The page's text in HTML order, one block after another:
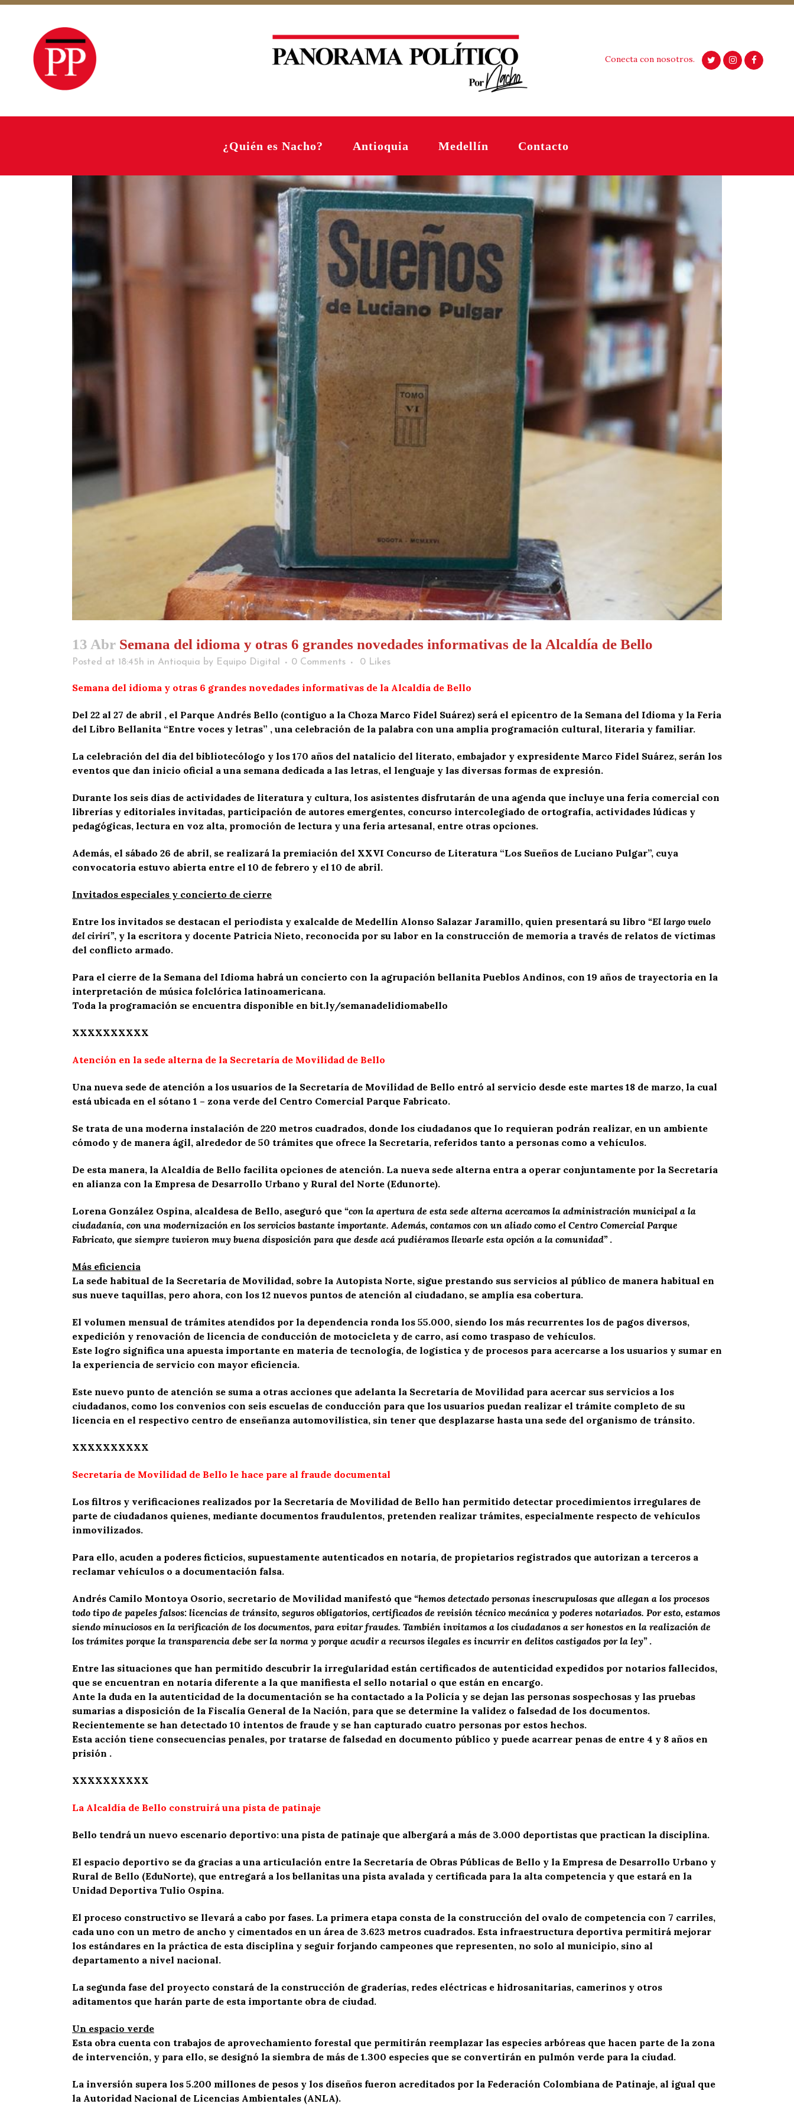
Conecta con nosotros.
¿Quién es Nacho? Antioquia Medellín Contacto
13 Abr Semana del idioma y otras 6 grandes novedades informativas de la Alcaldía de Bello
Posted at 18:45h in Antioquia by Equipo Digital 0 Comments 0 Likes
Semana del idioma y otras 6 grandes novedades informativas de la Alcaldía de Bello
Del 22 al 27 de abril , el Parque Andrés Bello (contiguo a la Choza Marco Fidel Suárez) será el epicentro de la Semana del Idioma y la Feria
del Libro Bellanita “Entre voces y letras” , una celebración de la palabra con una amplia programación cultural, literaria y familiar.
La celebración del día del bibliotecólogo y los 170 años del natalicio del literato, embajador y expresidente Marco Fidel Suárez, serán los
eventos que dan inicio oficial a una semana dedicada a las letras, el lenguaje y las diversas formas de expresión.
Durante los seis días de actividades de literatura y cultura, los asistentes disfrutarán de una agenda que incluye una feria comercial con
librerías y editoriales invitadas, participación de autores emergentes, concurso intercolegiado de ortografía, actividades lúdicas y
pedagógicas, lectura en voz alta, promoción de lectura y una feria artesanal, entre otras opciones.
Además, el sábado 26 de abril, se realizará la premiación del XXVI Concurso de Literatura “Los Sueños de Luciano Pulgar”, cuya
convocatoria estuvo abierta entre el 10 de febrero y el 10 de abril.
Invitados especiales y concierto de cierre
Entre los invitados se destacan el periodista y exalcalde de Medellín Alonso Salazar Jaramillo, quien presentará su libro “El largo vuelo
del cirirí”, y la escritora y docente Patricia Nieto, reconocida por su labor en la construcción de memoria a través de relatos de víctimas
del conflicto armado.
Para el cierre de la Semana del Idioma habrá un concierto con la agrupación bellanita Pueblos Andinos, con 19 años de trayectoria en la
interpretación de música folclórica latinoamericana.
Toda la programación se encuentra disponible en bit.ly/semanadelidiomabello
XXXXXXXXXX
Atención en la sede alterna de la Secretaría de Movilidad de Bello
Una nueva sede de atención a los usuarios de la Secretaría de Movilidad de Bello entró al servicio desde este martes 18 de marzo, la cual
está ubicada en el sótano 1 – zona verde del Centro Comercial Parque Fabricato.
Se trata de una moderna instalación de 220 metros cuadrados, donde los ciudadanos que lo requieran podrán realizar, en un ambiente
cómodo y de manera ágil, alrededor de 50 trámites que ofrece la Secretaría, referidos tanto a personas como a vehículos.
De esta manera, la Alcaldía de Bello facilita opciones de atención. La nueva sede alterna entra a operar conjuntamente por la Secretaría
en alianza con la Empresa de Desarrollo Urbano y Rural del Norte (Edunorte).
Lorena González Ospina, alcaldesa de Bello, aseguró que “con la apertura de esta sede alterna acercamos la administración municipal a la
ciudadanía, con una modernización en los servicios bastante importante. Además, contamos con un aliado como el Centro Comercial Parque
Fabricato, que siempre tuvieron muy buena disposición para que desde acá pudiéramos llevarle esta opción a la comunidad” .
Más eficiencia
La sede habitual de la Secretaría de Movilidad, sobre la Autopista Norte, sigue prestando sus servicios al público de manera habitual en
sus nueve taquillas, pero ahora, con los 12 nuevos puntos de atención al ciudadano, se amplía esa cobertura.
El volumen mensual de trámites atendidos por la dependencia ronda los 55.000, siendo los más recurrentes los de pagos diversos,
expedición y renovación de licencia de conducción de motocicleta y de carro, así como traspaso de vehículos.
Este logro significa una apuesta importante en materia de tecnología, de logística y de procesos para acercarse a los usuarios y sumar en
la experiencia de servicio con mayor eficiencia.
Este nuevo punto de atención se suma a otras acciones que adelanta la Secretaría de Movilidad para acercar sus servicios a los
ciudadanos, como los convenios con seis escuelas de conducción para que los usuarios puedan realizar el trámite completo de su
licencia en el respectivo centro de enseñanza automovilística, sin tener que desplazarse hasta una sede del organismo de tránsito.
XXXXXXXXXX
Secretaría de Movilidad de Bello le hace pare al fraude documental
Los filtros y verificaciones realizados por la Secretaría de Movilidad de Bello han permitido detectar procedimientos irregulares de
parte de ciudadanos quienes, mediante documentos fraudulentos, pretenden realizar trámites, especialmente respecto de vehículos
inmovilizados.
Para ello, acuden a poderes ficticios, supuestamente autenticados en notaría, de propietarios registrados que autorizan a terceros a
reclamar vehículos o a documentación falsa.
Andrés Camilo Montoya Osorio, secretario de Movilidad manifestó que “hemos detectado personas inescrupulosas que allegan a los procesos
todo tipo de papeles falsos: licencias de tránsito, seguros obligatorios, certificados de revisión técnico mecánica y poderes notariados. Por esto, estamos
siendo minuciosos en la verificación de los documentos, para evitar fraudes. También invitamos a los ciudadanos a ser honestos en la realización de
los trámites porque la transparencia debe ser la norma y porque acudir a recursos ilegales es incurrir en delitos castigados por la ley” .
Entre las situaciones que han permitido descubrir la irregularidad están certificados de autenticidad expedidos por notarios fallecidos,
que se encuentran en notaría diferente a la que manifiesta el sello notarial o que están en encargo.
Ante la duda en la autenticidad de la documentación se ha contactado a la Policía y se dejan las personas sospechosas y las pruebas
sumarias a disposición de la Fiscalía General de la Nación, para que se determine la validez o falsedad de los documentos.
Recientemente se han detectado 10 intentos de fraude y se han capturado cuatro personas por estos hechos.
Esta acción tiene consecuencias penales, por tratarse de falsedad en documento público y puede acarrear penas de entre 4 y 8 años en
prisión .
XXXXXXXXXX
La Alcaldía de Bello construirá una pista de patinaje
Bello tendrá un nuevo escenario deportivo: una pista de patinaje que albergará a más de 3.000 deportistas que practican la disciplina.
El espacio deportivo se da gracias a una articulación entre la Secretaría de Obras Públicas de Bello y la Empresa de Desarrollo Urbano y
Rural de Bello (EduNorte), que entregará a los bellanitas una pista avalada y certificada para la alta competencia y que estará en la
Unidad Deportiva Tulio Ospina.
El proceso constructivo se llevará a cabo por fases. La primera etapa consta de la construcción del ovalo de competencia con 7 carriles,
cada uno con un metro de ancho y cimentados en un área de 3.623 metros cuadrados. Esta infraestructura deportiva permitirá mejorar
los estándares en la práctica de esta disciplina y seguir forjando campeones que representen, no solo al municipio, sino al
departamento a nivel nacional.
La segunda fase del proyecto constará de la construcción de graderías, redes eléctricas e hidrosanitarias, camerinos y otros
aditamentos que harán parte de esta importante obra de ciudad.
Un espacio verde
Esta obra cuenta con trabajos de aprovechamiento forestal que permitirán reemplazar las especies arbóreas que hacen parte de la zona
de intervención, y para ello, se designó la siembra de más de 1.300 especies que se convertirán en pulmón verde para la ciudad.
La inversión supera los 5.200 millones de pesos y los diseños fueron acreditados por la Federación Colombiana de Patinaje, al igual que
la Autoridad Nacional de Licencias Ambientales (ANLA).